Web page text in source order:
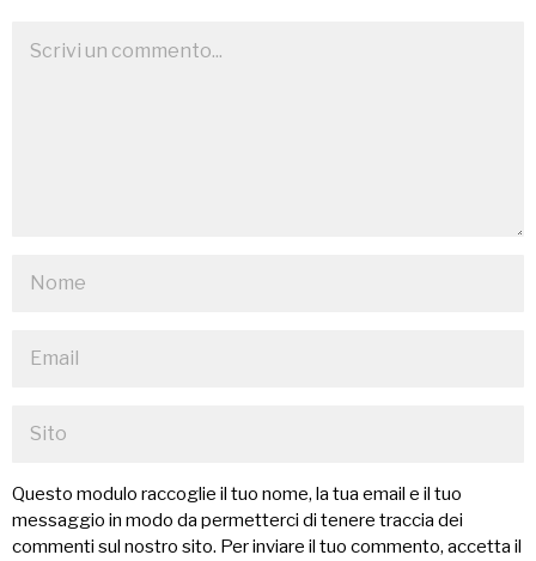
Questo modulo raccoglie il tuo nome, la tua email e il tuo
messaggio in modo da permetterci di tenere traccia dei
commenti sul nostro sito. Per inviare il tuo commento, accetta il